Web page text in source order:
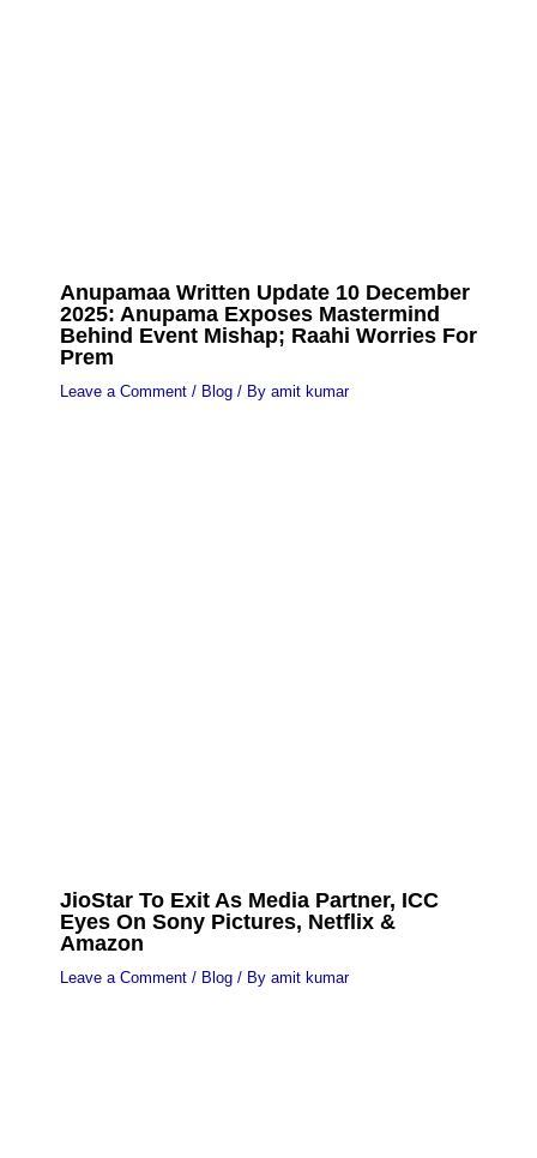
Anupamaa Written Update 10 December
2025: Anupama Exposes Mastermind
Behind Event Mishap; Raahi Worries For
Prem
Leave a Comment / Blog/ By amit kumar
JioStar To Exit As Media Partner, ICC
Eyes On Sony Pictures, Netflix &
Amazon
Leave a Comment / Blog/ By amit kumar